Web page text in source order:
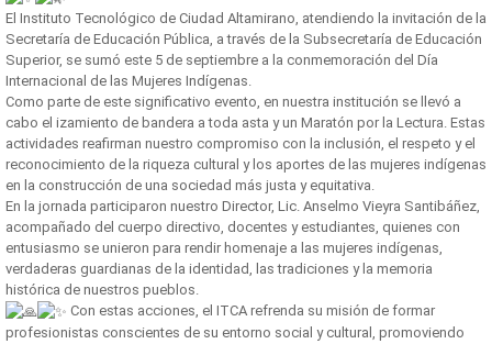
El Instituto Tecnológico de Ciudad Altamirano, atendiendo la invitación de la
Secretaría de Educación Pública, a través de la Subsecretaría de Educación
Superior, se sumó este 5 de septiembre a la conmemoración del Día
Internacional de las Mujeres Indígenas.
Como parte de este significativo evento, en nuestra institución se llevó a
cabo el izamiento de bandera a toda asta y un Maratón por la Lectura. Estas
actividades reafirman nuestro compromiso con la inclusión, el respeto y el
reconocimiento de la riqueza cultural y los aportes de las mujeres indígenas
en la construcción de una sociedad más justa y equitativa.
En la jornada participaron nuestro Director, Lic. Anselmo Vieyra Santibáñez,
acompañado del cuerpo directivo, docentes y estudiantes, quienes con
entusiasmo se unieron para rendir homenaje a las mujeres indígenas,
verdaderas guardianas de la identidad, las tradiciones y la memoria
histórica de nuestros pueblos.
Con estas acciones, el ITCA refrenda su misión de formar
profesionistas conscientes de su entorno social y cultural, promoviendo